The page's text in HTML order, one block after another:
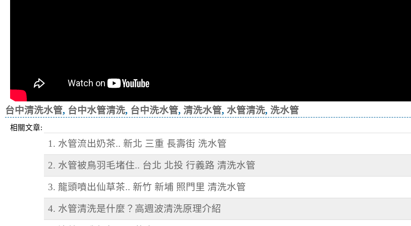
台中清洗水管, 台中水管清洗, 台中洗水管, 清洗水管, 水管清洗, 洗水管
相關文章:
1. 水管流出奶茶.. 新北 三重 長壽街 洗水管
2. 水管被鳥羽毛堵住.. 台北 北投 行義路 清洗水管
3. 龍頭噴出仙草茶.. 新竹 新埔 照門里 清洗水管
4. 水管清洗是什麼？高週波清洗原理介紹